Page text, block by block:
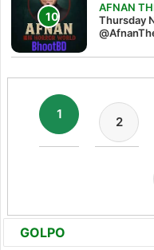
AFNAN
Thursday
1
2
GOLPO